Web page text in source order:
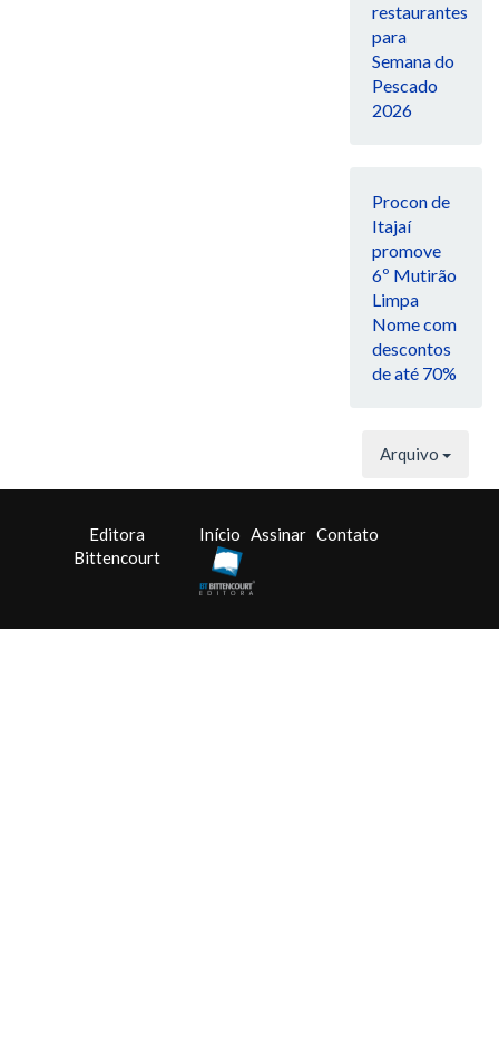
restaurantes
para
Semana do
Pescado
2026
Procon de
Itajaí
promove
6º Mutirão
Limpa
Nome com
descontos
de até 70%
Arquivo
Editora
Bittencourt
Início Assinar Contato